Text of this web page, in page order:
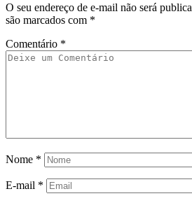
O seu endereço de e-mail não será
são marcados com *
Comentário *
Nome *
E-mail *